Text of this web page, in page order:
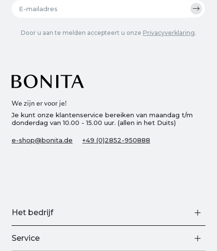
We zijn er voor je!
Je kunt onze klantenservice bereiken van maandag t/m
donderdag van 10.00 - 15.00 uur. (allen in het Duits)
e-shop@bonita.de +49 (0)2852-950888
Door u aan te melden accepteert u onze Privacyverklaring.
Het bedrijf
Service